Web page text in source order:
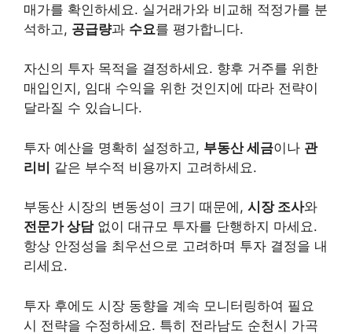
매가를 확인하세요. 실거래가와 비교해 적정가를 분
석하고, 공급량과 수요를 평가합니다.
자신의 투자 목적을 결정하세요. 향후 거주를 위한
매입인지, 임대 수익을 위한 것인지에 따라 전략이
달라질 수 있습니다.
투자 예산을 명확히 설정하고, 부동산 세금이나 관
리비 같은 부수적 비용까지 고려하세요.
부동산 시장의 변동성이 크기 때문에, 시장 조사와
전문가 상담없이 대규모 투자를 단행하지 마세요.
항상 안정성을 최우선으로 고려하며 투자 결정을 내
리세요.
투자 후에도 시장 동향을 계속 모니터링하여 필요
시 전략을 수정하세요. 특히 전라남도 순천시 가곡